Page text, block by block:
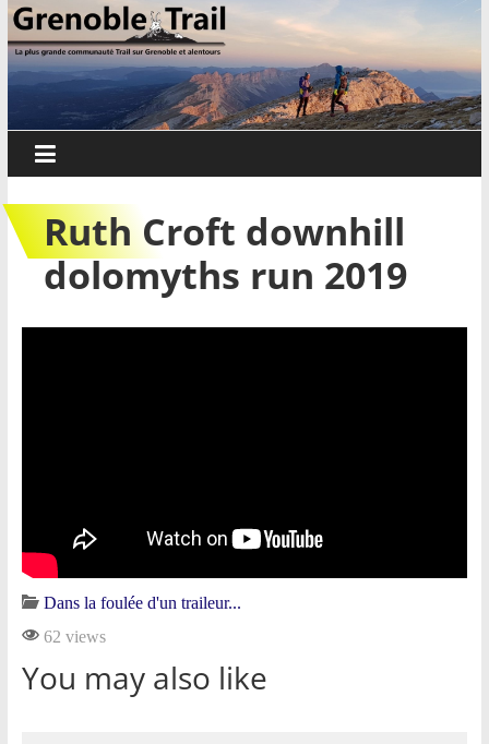
Passer
au
contenu
Grenoble
Trail
Sorties
trail,
parcours
événements
sur
Ruth Croft downhill
dolomyths run 2019
Dans la foulée d'un traileur...
62 views
You may also like